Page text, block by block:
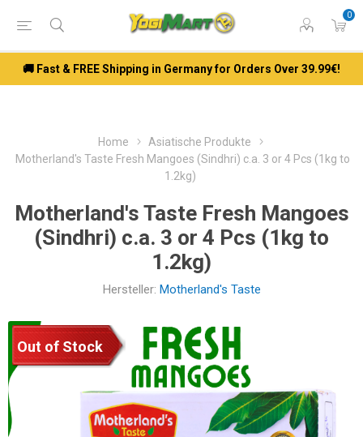
0
🚚 Fast & FREE Shipping in Germany for Orders Over 39.99€!
Home
Asiatische Produkte
Motherland's Taste Fresh Mangoes (Sindhri) c.a. 3 or 4 Pcs (1kg to
1.2kg)
Motherland's Taste Fresh Mangoes
(Sindhri) c.a. 3 or 4 Pcs (1kg to
1.2kg)
Hersteller: Motherland's Taste
Out of Stock